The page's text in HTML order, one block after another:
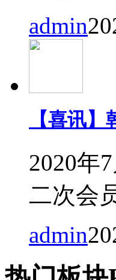
admin
【喜讯
2020年
二次会
admin